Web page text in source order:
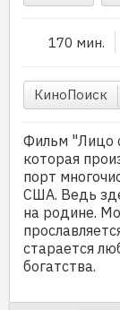
170 мин.
КиноПоиск
Фильм "Лицо
которая
порт
США. Ведь
на родине.
старается
богатства.